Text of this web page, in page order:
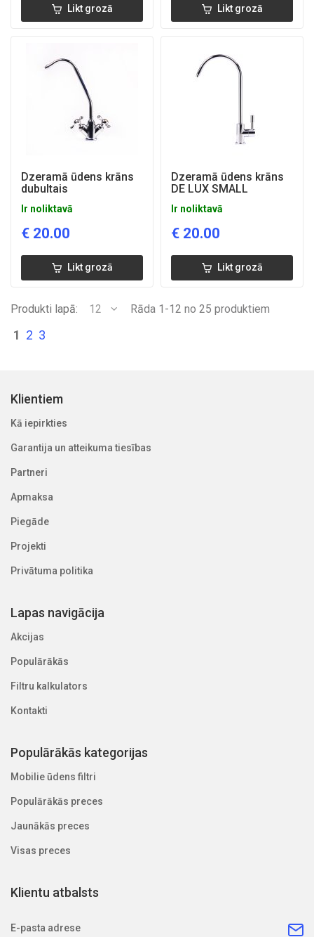
Likt grozā Likt grozā
Dzeramā ūdens krāns
dubultais
Ir noliktavā
€ 20.00
Likt grozā
Dzeramā ūdens krāns
DE LUX SMALL
Ir noliktavā
€ 20.00
Likt grozā
Produkti lapā: 12 Rāda 1-12 no 25 produktiem
1 2 3
Klientiem
Kā iepirkties
Garantija un atteikuma tiesības
Partneri
Apmaksa
Piegāde
Projekti
Privātuma politika
Lapas navigācija
Akcijas
Populārākās
Filtru kalkulators
Kontakti
Populārākās kategorijas
Mobilie ūdens filtri
Populārākās preces
Jaunākās preces
Visas preces
Klientu atbalsts
E-pasta adrese